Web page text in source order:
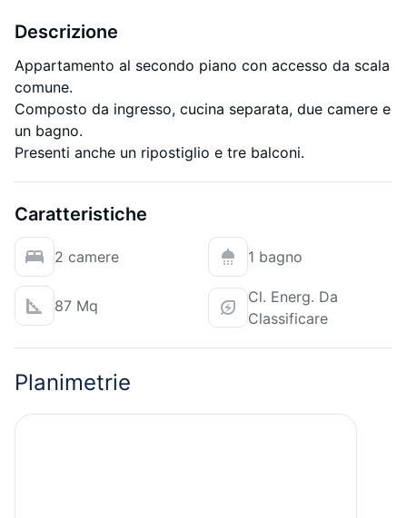
Descrizione
Appartamento al secondo piano con accesso da scala
comune.
Composto da ingresso, cucina separata, due camere e
un bagno.
Presenti anche un ripostiglio e tre balconi.
Caratteristiche
2 camere 1 bagno
87 Mq
Cl. Energ. Da
Classificare
Planimetrie